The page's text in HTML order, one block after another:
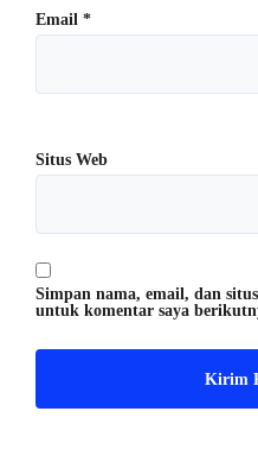
Email *
Situs Web
Simpan nama, email, dan
untuk komentar saya